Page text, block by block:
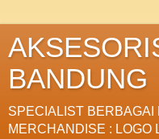
BANDUNG
SPECIALIST BERBAGAI
MERCHANDISE : LOGO